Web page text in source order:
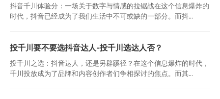
抖音千川体验分：一场关于数字与情感的拉锯战在这个信息爆炸的
时代，抖音已经成为了我们生活中不可或缺的一部分。而抖...
投千川要不要选抖音达人-投千川选达人否？
投千川之选：抖音达人，还是另辟蹊径？在这个信息爆炸的时代，
千川投放成为了品牌和内容创作者们争相探讨的焦点。而其...